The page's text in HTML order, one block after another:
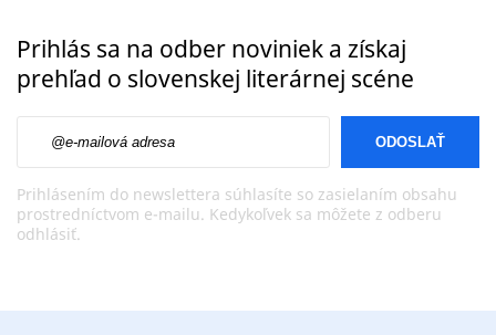
Prihlás sa na odber noviniek a získaj
prehľad o slovenskej literárnej scéne
Prihlásením do newslettera súhlasíte so zasielaním obsahu
prostredníctvom e-mailu. Kedykoľvek sa môžete z odberu
odhlásiť.